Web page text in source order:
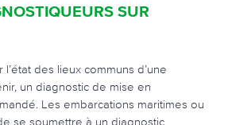
SUR
des lieux communs d’une
un diagnostic de mise en
Les embarcations maritimes ou
se soumettre à un diagnostic